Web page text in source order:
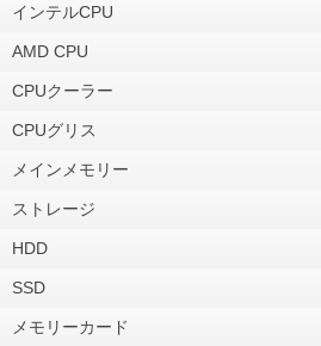
インテルCPU
AMD CPU
CPUクーラー
CPUグリス
メインメモリー
ストレージ
HDD
SSD
メモリーカード